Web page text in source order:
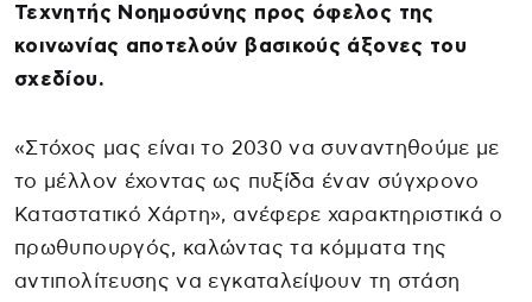
Τεχνητής Νοημοσύνης προς όφελος της
κοινωνίας αποτελούν βασικούς άξονες του
σχεδίου.
«Στόχος μας είναι το 2030 να συναντηθούμε με
το μέλλον έχοντας ως πυξίδα έναν σύγχρονο
Καταστατικό Χάρτη», ανέφερε χαρακτηριστικά ο
πρωθυπουργός, καλώντας τα κόμματα της
αντιπολίτευσης να εγκαταλείψουν τη στάση